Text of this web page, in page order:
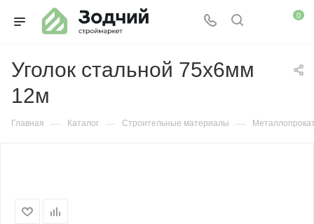
0
Уголок стальной 75х6мм
12м
Главная — Каталог — Строительные материалы —